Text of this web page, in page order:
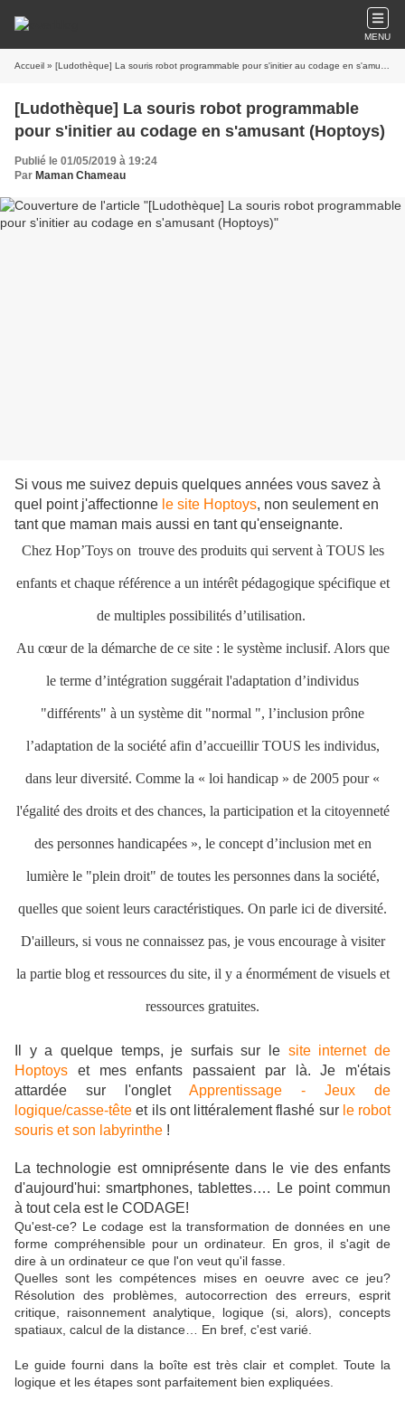
MENU
Accueil » [Ludothèque] La souris robot programmable pour s'initier au codage en s'amusant (Hoptoys)
[Ludothèque] La souris robot programmable
pour s'initier au codage en s'amusant (Hoptoys)
Publié le 01/05/2019 à 19:24
Par Maman Chameau
Si vous me suivez depuis quelques années vous savez à
quel point j'affectionne le site Hoptoys, non seulement en
tant que maman mais aussi en tant qu'enseignante.
Chez Hop’Toys on trouve des produits qui servent à TOUS les
enfants et chaque référence a un intérêt pédagogique spécifique et
de multiples possibilités d’utilisation.
Au cœur de la démarche de ce site : le système inclusif. Alors que
le terme d’intégration suggérait l'adaptation d’individus
"différents" à un système dit "normal ", l’inclusion prône
l’adaptation de la société afin d’accueillir TOUS les individus,
dans leur diversité. Comme la « loi handicap » de 2005 pour «
l'égalité des droits et des chances, la participation et la citoyenneté
des personnes handicapées », le concept d’inclusion met en
lumière le "plein droit" de toutes les personnes dans la société,
quelles que soient leurs caractéristiques. On parle ici de diversité.
D'ailleurs, si vous ne connaissez pas, je vous encourage à visiter
la partie blog et ressources du site, il y a énormément de visuels et
ressources gratuites.
Il y a quelque temps, je surfais sur le site internet de
Hoptoys et mes enfants passaient par là. Je m'étais
attardée sur l'onglet Apprentissage - Jeux de
logique/casse-tête et ils ont littéralement flashé sur le robot
souris et son labyrinthe !
La technologie est omniprésente dans le vie des enfants
d'aujourd'hui: smartphones, tablettes…. Le point commun
à tout cela est le CODAGE!
Qu'est-ce? Le codage est la transformation de données en une
forme compréhensible pour un ordinateur. En gros, il s'agit de
dire à un ordinateur ce que l'on veut qu'il fasse.
Quelles sont les compétences mises en oeuvre avec ce jeu?
Résolution des problèmes, autocorrection des erreurs, esprit
critique, raisonnement analytique, logique (si, alors), concepts
spatiaux, calcul de la distance… En bref, c'est varié.
Le guide fourni dans la boîte est très clair et complet. Toute la
logique et les étapes sont parfaitement bien expliquées.